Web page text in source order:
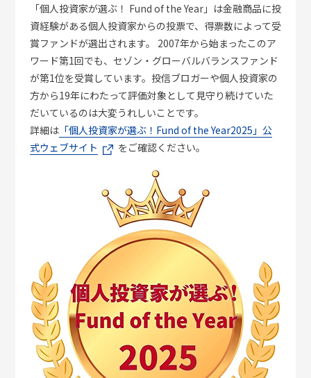
「個人投資家が選ぶ！ Fund of the Year」は金融商品に投
資経験がある個人投資家からの投票で、得票数によって受
賞ファンドが選出されます。 2007年から始まったこのア
ワード第1回でも、セゾン・グローバルバランスファンド
が第1位を受賞しています。投信ブロガーや個人投資家の
方から19年にわたって評価対象として見守り続けていた
だいているのは大変うれしいことです。
詳細は「個人投資家が選ぶ！Fund of the Year2025」公
式ウェブサイト
をご確認ください。